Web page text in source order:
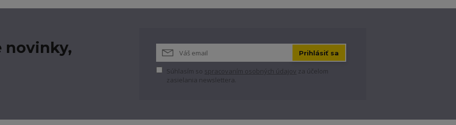
novinky,
Prihlásiť sa
Súhlasím so spracovaním osobných údajov za účelom
zasielania newslettera.